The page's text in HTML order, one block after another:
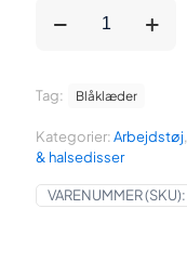
pris
var:
halsrør
-
Onesize
antal
VARENUMMER (SKU):
Kategorier:Arbejdstøj,
& halsedisser
Tag: Blåklæder